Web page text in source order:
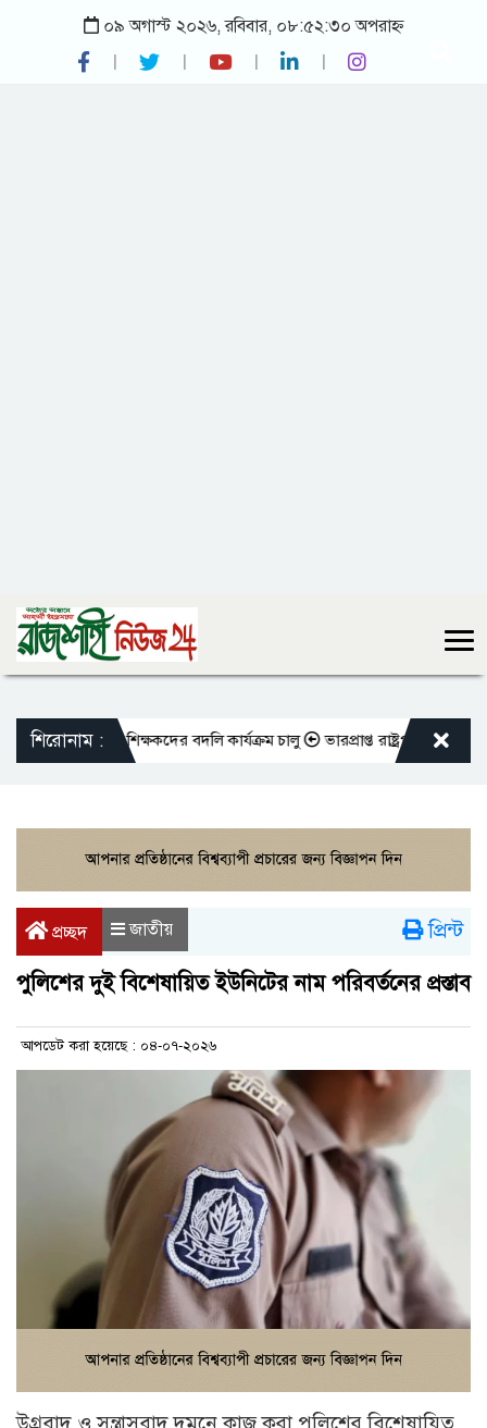
০৯ অগাস্ট ২০২৬, রবিবার, ০৮:৫২:৩০ অপরাহ্ন
শিরোনাম :শিক্ষকদের বদলি কার্যক্রম চালু ভারপ্রাপ্ত রাষ্ট্রপতিকে শুভেচ্ছা
প্রচ্ছদ জাতীয় প্রিন্ট
পুলিশের দুই বিশেষায়িত ইউনিটের নাম পরিবর্তনের প্রস্তাব
আপডেট করা হয়েছে : ০৪-০৭-২০২৬